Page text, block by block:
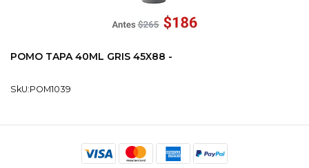
POMO TAPA 40ML GRIS 45X88 -
SkU:POM1039